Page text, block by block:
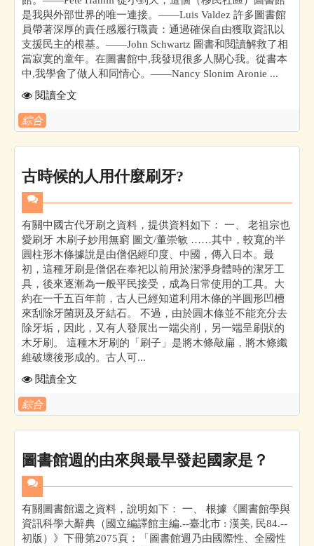
是我與外部世界的唯一連接。——Luis Valdez 許多圖書館
員帶著深厚的責任感履行職責：通過確保自由獲取資訊以
支援民主的根基。——John Schwartz 圖書和閱讀解救了相
當寂寞的童年。在圖書館中,我發現很多人關心我。從書本
中,我學會了做人和同情心。——Nancy Slonim Aronie ...
閱讀全文
綜合
古時候的人用什麼刷牙?
有關中國古代牙刷之資料，提供資料如下： 一、 老祖宗也
愛刷牙 木刷子妙用無窮 圖文/董崇敏 ……其中，較寬的半
圓柱形木條據說是由僧侶經印度、中國，傳入日本。最
初，這種牙刷是僧侶在奉祀以前用於潔淨身體時的潔牙工
具，後來逐漸為一般平民接受，成為日常使用的工具。大
約在一千五百年前，古人已經知道利用木條的半圓形凹槽
來刮除牙菌斑及牙結石。 不過，由於圓木條並不能充分去
除牙垢，因此，又有人發展出一端尖削，另一端呈刷狀的
木牙刷。 這種木牙刷的「刷子」是將木條敲扁，將木條纖
維破壞後形成的。古人可...
閱讀全文
綜合
圖書館週的由來與最早發起國家是？
有關圖書館週之資料，說明如下： 一、 根據《圖書館學與
資訊科學大辭典（國立編譯館主編.--臺北市 : 漢美, 民84.--
初版）》下冊第2075頁：「圖書館週乃由國際性、全國性